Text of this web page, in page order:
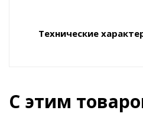
Технические
С этим